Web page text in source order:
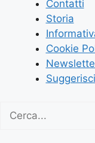
Contatti
Storia
Cookie
for: